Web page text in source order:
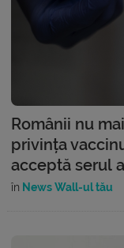
Românii nu
privința
acceptă serul
în News Wall-ul tău